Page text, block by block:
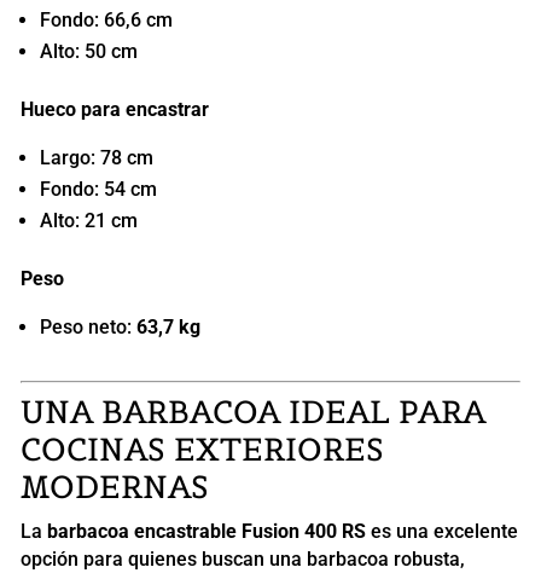
Fondo: 66,6 cm
Alto: 50 cm
Hueco para encastrar
Largo: 78 cm
Fondo: 54 cm
Alto: 21 cm
Peso
Peso neto: 63,7 kg
UNA BARBACOA IDEAL PARA
COCINAS EXTERIORES
MODERNAS
La barbacoa encastrable Fusion 400 RSes una excelente
opción para quienes buscan una barbacoa robusta,